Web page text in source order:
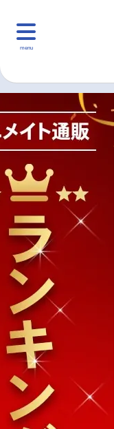
menu
マンガ・ラノベ